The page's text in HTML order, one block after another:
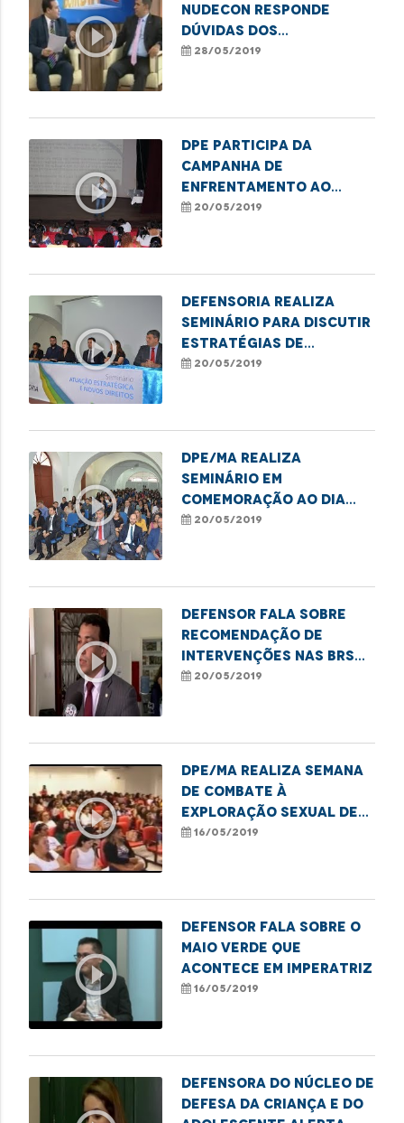
play_circle_outline
Nudecon responde
dúvidas dos
consumidores
28/05/2019
play_circle_outline
DPE participa da
Campanha de
Enfrentamento ao
Abuso Sexual Infantil
20/05/2019
play_circle_outline
Defensoria realiza
seminário para discutir
estratégias de
promoção dos direitos
20/05/2019
play_circle_outline
DPE/MA realiza
Seminário em
comemoração ao Dia
Nacional da Defensoria
20/05/2019
play_circle_outline
Defensor fala sobre
recomendação de
intervenções nas BRs
135 e 222
20/05/2019
play_circle_outline
DPE/MA realiza semana
de combate à
exploração sexual de
crianças e
16/05/2019
play_circle_outline
Defensor fala sobre o
Maio Verde que
acontece em Imperatriz
16/05/2019
Defensora do Núcleo de
Defesa da Criança e do